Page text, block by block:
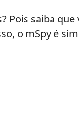
saiba que
o mSpy é